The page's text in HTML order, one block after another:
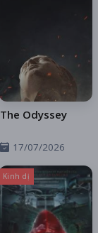
The Odyssey
17/07/2026
Kinh dị